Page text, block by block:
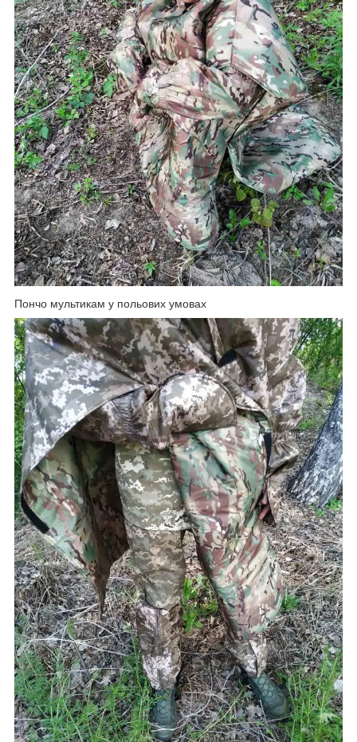
Пончо мультикам у польових умовах